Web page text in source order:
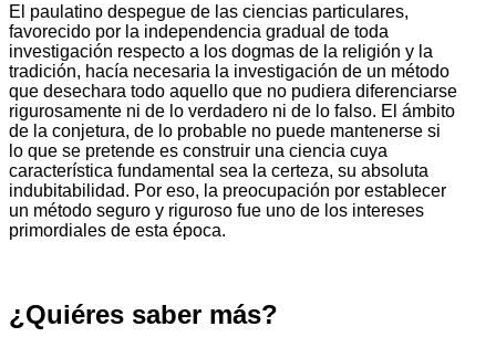
El paulatino despegue de las ciencias particulares,
favorecido por la independencia gradual de toda
investigación respecto a los dogmas de la religión y la
tradición, hacía necesaria la investigación de un método
que desechara todo aquello que no pudiera diferenciarse
rigurosamente ni de lo verdadero ni de lo falso. El ámbito
de la conjetura, de lo probable no puede mantenerse si
lo que se pretende es construir una ciencia cuya
característica fundamental sea la certeza, su absoluta
indubitabilidad. Por eso, la preocupación por establecer
un método seguro y riguroso fue uno de los intereses
primordiales de esta época.
¿Quiéres saber más?